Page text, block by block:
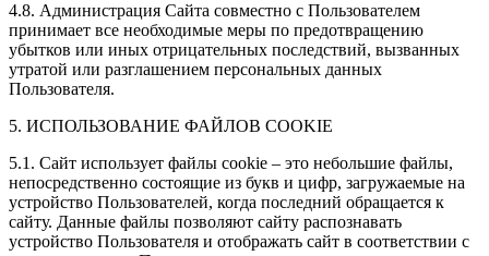
4.8. Администрация Сайта совместно с Пользователем
принимает все необходимые меры по предотвращению
убытков или иных отрицательных последствий, вызванных
утратой или разглашением персональных данных
Пользователя.
5. ИСПОЛЬЗОВАНИЕ ФАЙЛОВ COOKIE
5.1. Сайт использует файлы cookie – это небольшие файлы,
непосредственно состоящие из букв и цифр, загружаемые на
устройство Пользователей, когда последний обращается к
сайту. Данные файлы позволяют сайту распознавать
устройство Пользователя и отображать сайт в соответствии с